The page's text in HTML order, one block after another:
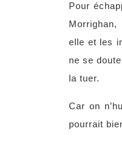
Pour
elle et les
ne se
la tuer.
Car on
pourrait